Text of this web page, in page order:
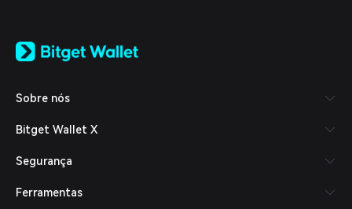
日本語
Español (Latinoamérica)
Italiano
Deutsch
繁體中文
Sobre nós
Bitget Wallet X
Segurança
Ferramentas